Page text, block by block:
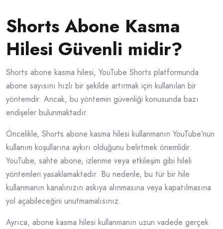
Shorts Abone Kasma
Hilesi Güvenli midir?
Shorts abone kasma hilesi, YouTube Shorts platformunda
abone sayısını hızlı bir şekilde artırmak için kullanılan bir
yöntemdir. Ancak, bu yöntemin güvenliği konusunda bazı
endişeler bulunmaktadır.
Öncelikle, Shorts abone kasma hilesi kullanmanın YouTube’nun
kullanım koşullarına aykırı olduğunu belirtmek önemlidir.
YouTube, sahte abone, izlenme veya etkileşim gibi hileli
yöntemleri yasaklamaktadır. Bu nedenle, bu tür bir hile
kullanmanın kanalınızın askıya alınmasına veya kapatılmasına
yol açabileceğini unutmamalısınız.
Ayrıca, abone kasma hilesi kullanmanın uzun vadede gerçek